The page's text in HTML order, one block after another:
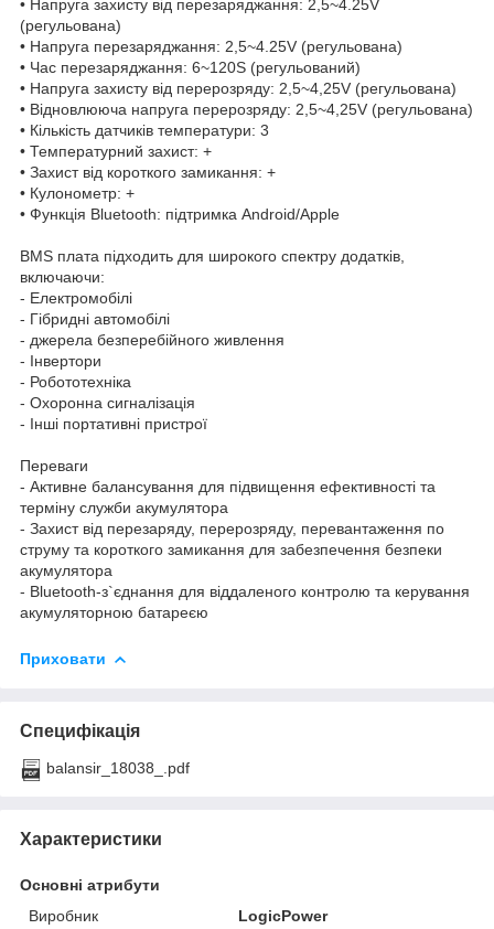
• Напруга захисту від перезаряджання: 2,5~4.25V
(регульована)
• Напруга перезаряджання: 2,5~4.25V (регульована)
• Час перезаряджання: 6~120S (регульований)
• Напруга захисту від перерозряду: 2,5~4,25V (регульована)
• Відновлююча напруга перерозряду: 2,5~4,25V (регульована)
• Кількість датчиків температури: 3
• Температурний захист: +
• Захист від короткого замикання: +
• Кулонометр: +
• Функція Bluetooth: підтримка Android/Apple
BMS плата підходить для широкого спектру додатків,
включаючи:
- Електромобілі
- Гібридні автомобілі
- джерела безперебійного живлення
- Інвертори
- Робототехніка
- Охоронна сигналізація
- Інші портативні пристрої
Переваги
- Активне балансування для підвищення ефективності та
терміну служби акумулятора
- Захист від перезаряду, перерозряду, перевантаження по
струму та короткого замикання для забезпечення безпеки
акумулятора
- Bluetooth-з`єднання для віддаленого контролю та керування
акумуляторною батареєю
Приховати
Специфікація
balansir_18038_.pdf
Характеристики
Основні атрибути
Виробник
LogicPower